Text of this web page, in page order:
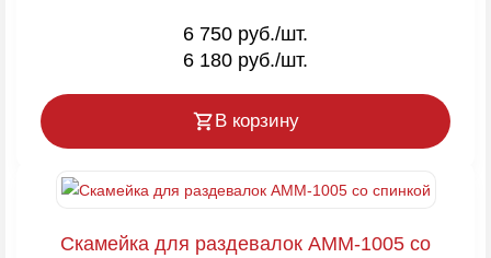
6 750 руб./шт.
6 180 руб./шт.
В корзину
Скамейка для раздевалок AMM-1005 со